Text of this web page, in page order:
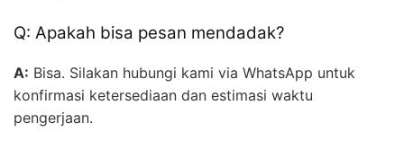
Q: Apakah bisa pesan mendadak?
A: Bisa. Silakan hubungi kami via WhatsApp untuk
konfirmasi ketersediaan dan estimasi waktu
pengerjaan.